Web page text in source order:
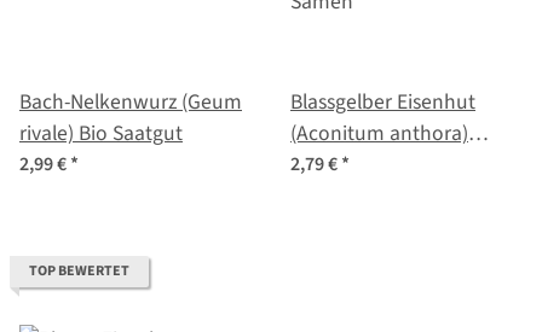
Bach-Nelkenwurz (Geum
rivale) Bio Saatgut
2,99 €*
Blassgelber Eisenhut
(Aconitum anthora)
Samen
2,79 €*
TOP BEWERTET